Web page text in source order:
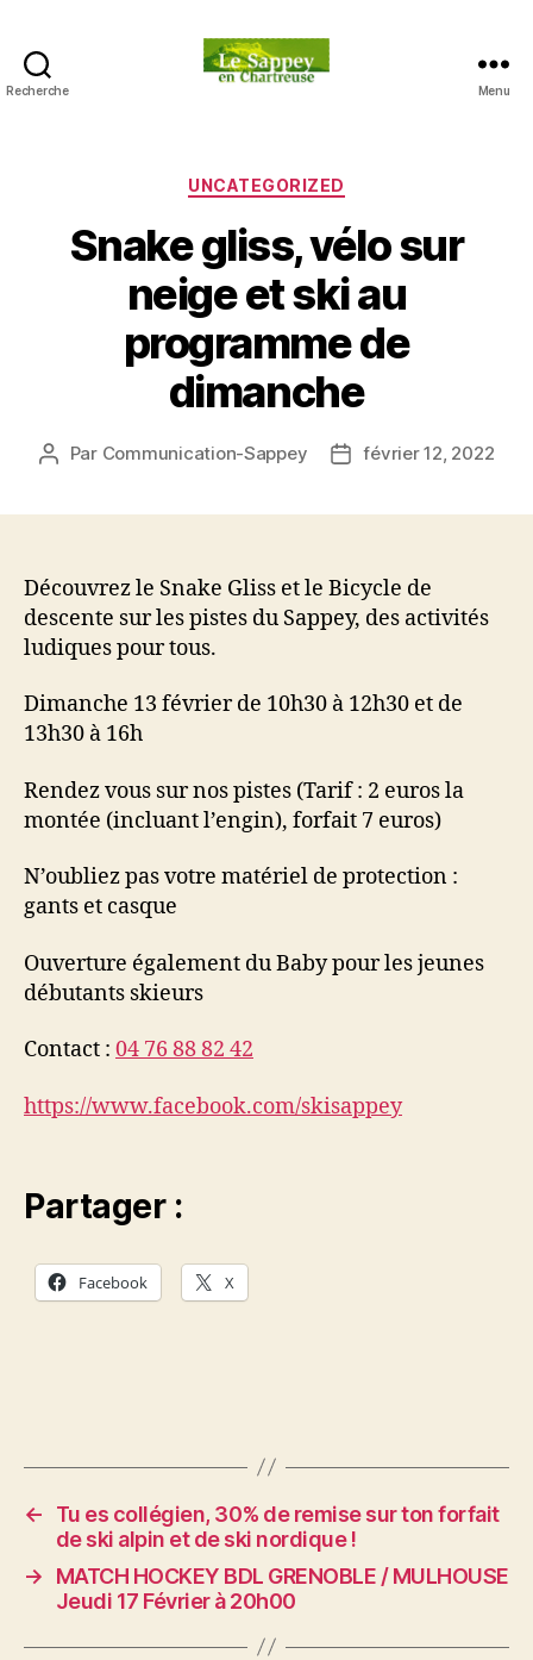
Recherche
en
Chartreuse
Menu
Catégories
UNCATEGORIZED
Snake gliss, vélo sur
neige et ski au
programme de
dimanche
Auteur
Par Communication-Sappey
Datefévrier 12, 2022
Découvrez le Snake Gliss et le Bicycle de
descente sur les pistes du Sappey, des activités
ludiques pour tous.
Dimanche 13 février de 10h30 à 12h30 et de
13h30 à 16h
Rendez vous sur nos pistes (Tarif : 2 euros la
montée (incluant l’engin), forfait 7 euros)
N’oubliez pas votre matériel de protection :
gants et casque
Ouverture également du Baby pour les jeunes
débutants skieurs
Contact : 04 76 88 82 42
https://www.facebook.com/skisappey
Partager :
Facebook X
←
Tu es collégien, 30% de remise sur ton forfait
de ski alpin et de ski nordique !
→
MATCH HOCKEY BDL GRENOBLE / MULHOUSE
Jeudi 17 Février à 20h00